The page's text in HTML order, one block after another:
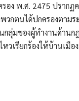
อง พ.ศ. 2475 ปราก
วกตนได้ปกครองตาม
ลุ่มของผู้ทำงานด้านก
วเรียกร้องให้บ้านเมื